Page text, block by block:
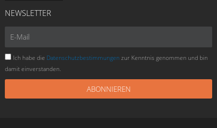
NEWSLETTER
Mail
Ich habe die Datenschutzbestimmungen zur Kenntnis genommen und bin
damit einverstanden.
ABONNIEREN